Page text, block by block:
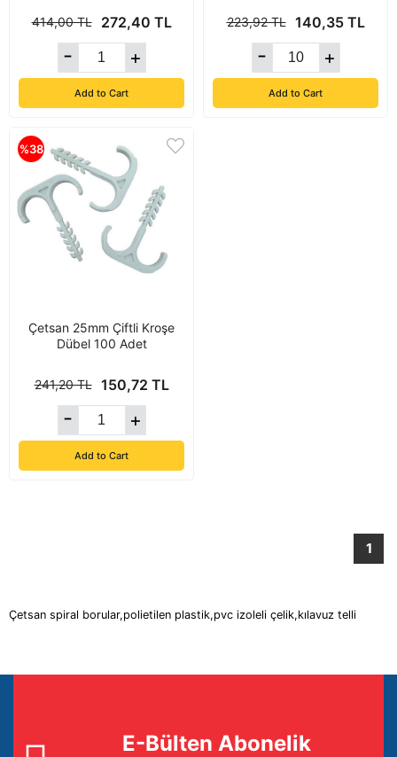
272,40 TL
414,00 TL
Add to Cart
140,35 TL
223,92 TL
Add to Cart
Çetsan 25mm Çiftli Kroşe
Dübel 100 Adet
150,72 TL
241,20 TL
Add to Cart
%38
1
Çetsan spiral borular,polietilen plastik,pvc izoleli çelik,kılavuz telli
E-Bülten Abonelik